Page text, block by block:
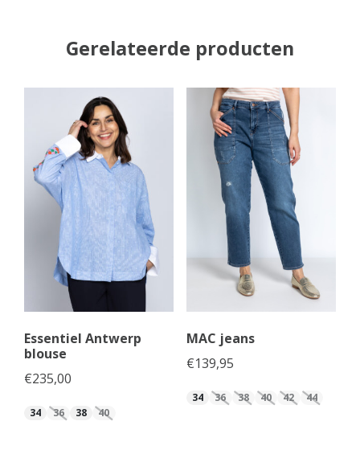
Gerelateerde producten
Essentiel Antwerp
blouse
€235,00
34 36 38 40
MAC jeans
€139,95
34 36 38 40 42 44